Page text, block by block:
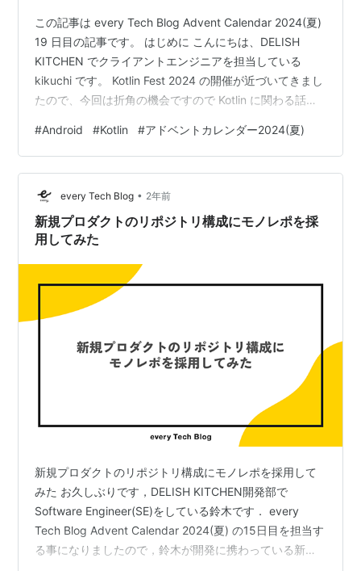
この記事は every Tech Blog Advent Calendar 2024(夏)
19 日目の記事です。 はじめに こんにちは、DELISH
KITCHEN でクライアントエンジニアを担当している
kikuchi です。 Kotlin Fest 2024 の開催が近づいてきまし
たので、今回は折角の機会ですので Kotlin に関わる話と
Kotlin Coroutines Flow に移行した話をまとめてみたいと
思います。 移行を考えた背景 現状 DELISH KITCHEN で
はアーキテクチャに MVVM (…
#Android #Kotlin #アドベントカレンダー2024(夏)
every Tech Blog • 2年前
新規プロダクトのリポジトリ構成にモノレポを採
用してみた
新規プロダクトのリポジトリ構成にモノレポを採用して
みた お久しぶりです，DELISH KITCHEN開発部で
Software Engineer(SE)をしている鈴木です． every
Tech Blog Advent Calendar 2024(夏) の15日目を担当す
る事になりましたので，鈴木が開発に携わっている新規